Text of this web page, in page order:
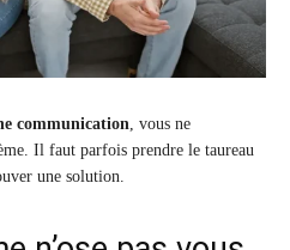
communication, vous ne
Il faut parfois prendre le taureau
une solution.